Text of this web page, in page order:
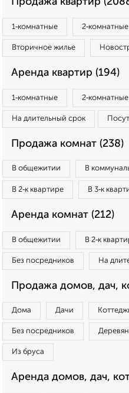
1‑комнатные 2‑комнатные
Вторичное жилье
Аренда квартир (194)
1‑комнатные 2‑комнатные
На длительный срок
Продажа комнат (238)
В общежитии В
В 2‑к квартире В 3‑к
Аренда комнат (212)
В общежитии В 2‑к
Без посредников На
Продажа домов, дач,
Дома Дачи
Без посредников
Из бруса
Аренда домов, дач,